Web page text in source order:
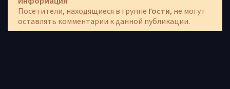
Посетители, находящиеся в группе Гости, не могут
оставлять комментарии к данной публикации.